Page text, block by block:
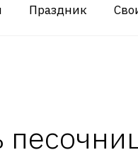
Праздник